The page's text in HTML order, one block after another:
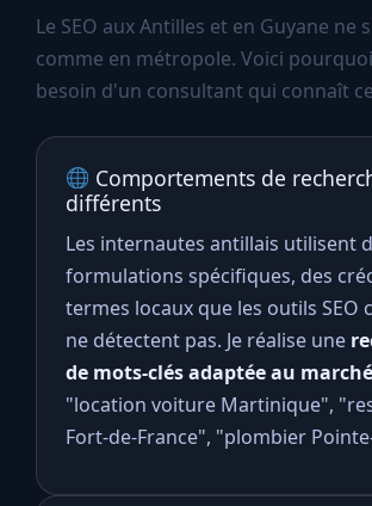
Le SEO aux Antilles et en Guyane ne
comme en métropole. Voici
besoin d'un consultant qui connaît
Comportements de
différents
Les internautes antillais utilisent
formulations spécifiques, des
termes locaux que les outils SEO
ne détectent pas. Je réalise une
de mots-clés adaptée au
"location voiture Martinique",
Fort-de-France", "plombier